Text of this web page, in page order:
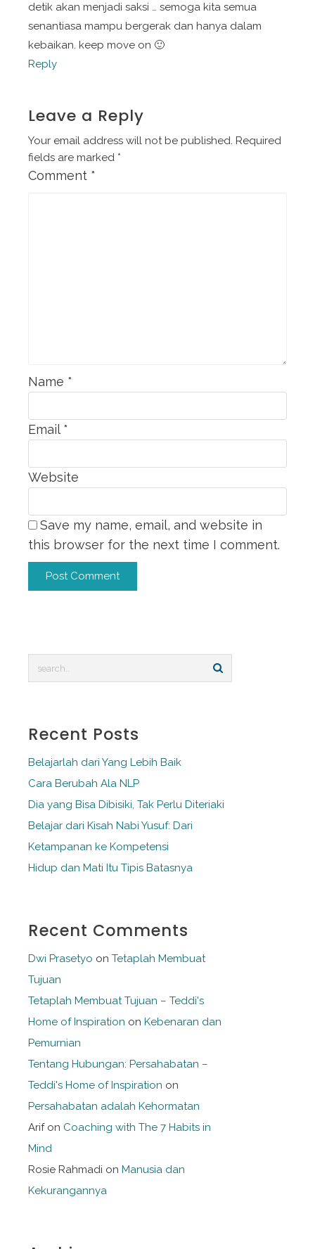
detik akan menjadi saksi … semoga kita semua
senantiasa mampu bergerak dan hanya dalam
kebaikan. keep move on 🙂
Reply
Leave a Reply
Your email address will not be published. Required
fields are marked *
Comment *
Name *
Email*
Website
Save my name, email, and website in
this browser for the next time I comment.
Recent Posts
Belajarlah dari Yang Lebih Baik
Cara Berubah Ala NLP
Dia yang Bisa Dibisiki, Tak Perlu Diteriaki
Belajar dari Kisah Nabi Yusuf: Dari
Ketampanan ke Kompetensi
Hidup dan Mati Itu Tipis Batasnya
Recent Comments
Dwi Prasetyo on Tetaplah Membuat
Tujuan
Tetaplah Membuat Tujuan – Teddi's
Home of Inspiration on Kebenaran dan
Pemurnian
Tentang Hubungan: Persahabatan –
Teddi's Home of Inspiration on
Persahabatan adalah Kehormatan
Arifon Coaching with The 7 Habits in
Mind
Rosie Rahmadi on Manusia dan
Kekurangannya